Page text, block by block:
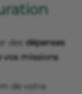
des dépenses
vos missions
de votre